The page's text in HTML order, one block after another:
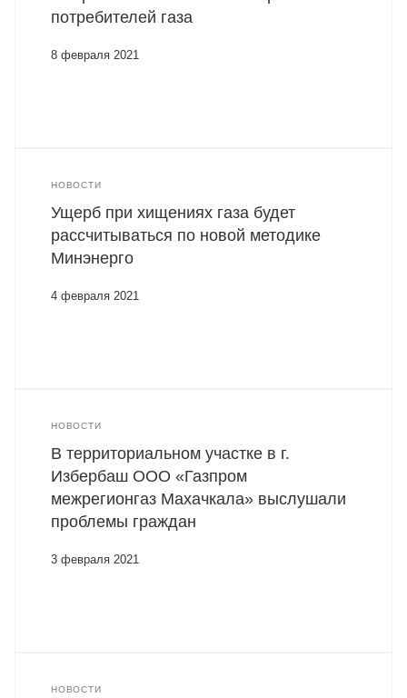
потребителей газа
8 февраля 2021
НОВОСТИ
Ущерб при хищениях газа будет
рассчитываться по новой методике
Минэнерго
4 февраля 2021
НОВОСТИ
В территориальном участке в г.
Избербаш ООО «Газпром
межрегионгаз Махачкала» выслушали
проблемы граждан
3 февраля 2021
НОВОСТИ